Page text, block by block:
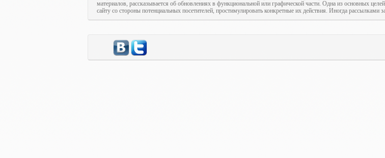
материалов, рассказывается об обновлениях в функциональной или графической части. Одна из основных
сайту со стороны потенциальных посетителей, простимулировать конкретные их действия. Иногда рассылками